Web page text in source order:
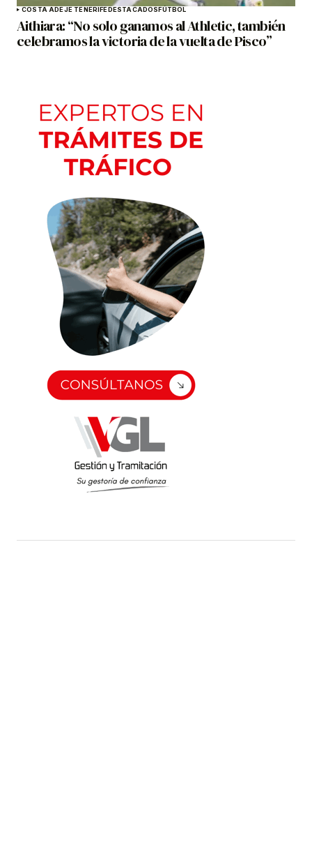
COSTA ADEJE TENERIFEDESTACADOSFÚTBOL
Aithiara: “No solo ganamos al Athletic, también
celebramos la victoria de la vuelta de Pisco”